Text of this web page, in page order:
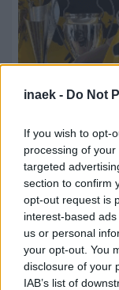
inaek - Do Not
If you wish to opt-
processing of
targeted
section to confirm
opt-out request is
interest-based
us or personal
your opt-out. You
disclosure of your
IAB’s list of
28 Ιανουαρίου
ΑΕΚ
(vid)
Στην Ελλάδα
νεότερα
Βραζιλιάνος
ακολούθησε το